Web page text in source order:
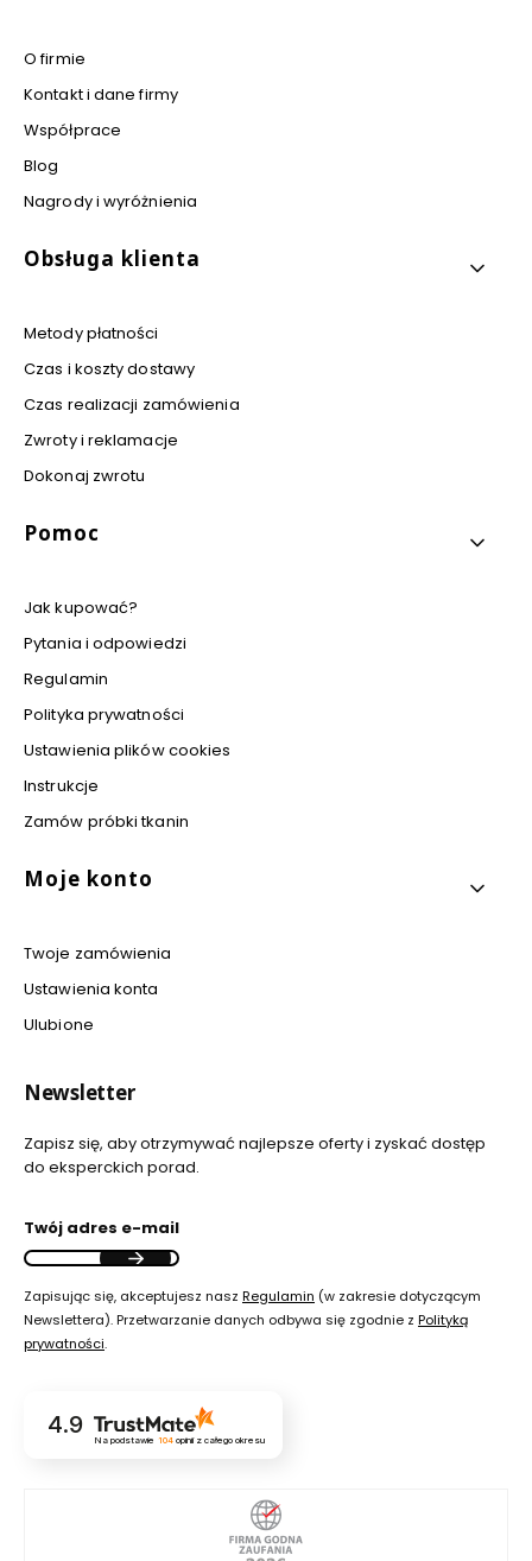
O firmie
Kontakt i dane firmy
Współprace
Blog
Nagrody i wyróżnienia
Obsługa klienta
Metody płatności
Czas i koszty dostawy
Czas realizacji zamówienia
Zwroty i reklamacje
Dokonaj zwrotu
Pomoc
Jak kupować?
Pytania i odpowiedzi
Regulamin
Polityka prywatności
Ustawienia plików cookies
Instrukcje
Zamów próbki tkanin
Moje konto
Twoje zamówienia
Ustawienia konta
Ulubione
Newsletter
Zapisz się, aby otrzymywać najlepsze oferty i zyskać dostęp
do eksperckich porad.
Twój adres e-mail
Zapisując się, akceptujesz nasz Regulamin (w zakresie dotyczącym
Newslettera). Przetwarzanie danych odbywa się zgodnie z Polityką
prywatności.
4.9
Na podstawie 104opinii z całego okresu